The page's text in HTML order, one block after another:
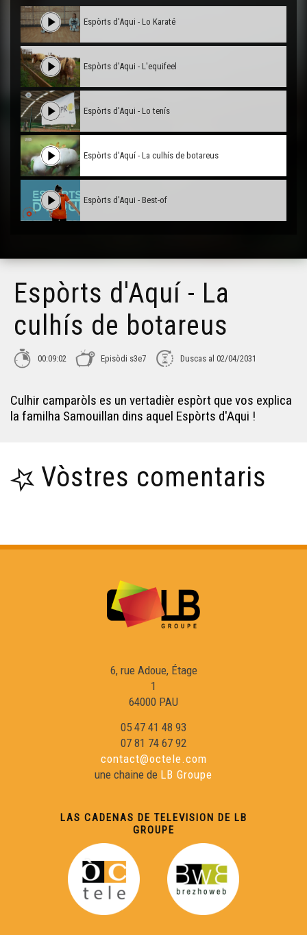
Espòrts d'Aqui - Lo Karaté
Espòrts d'Aqui - L'equifeel
Espòrts d'Aqui - Lo tenís
Espòrts d'Aquí - La culhís de botareus
Espòrts d'Aqui - Best-of
Espòrts d'Aquí - La
culhís de botareus
00:09:02 Episòdi s3e7 Duscas al 02/04/2031
Culhir camparòls es un vertadièr espòrt que vos explica
la familha Samouillan dins aquel Espòrts d'Aqui !
Vòstres comentaris
6, rue Adoue, Étage
1
64000 PAU
05 47 41 48 93
07 81 74 67 92
contact@octele.com
une chaine de LB Groupe
LAS CADENAS DE TELEVISION DE LB
GROUPE